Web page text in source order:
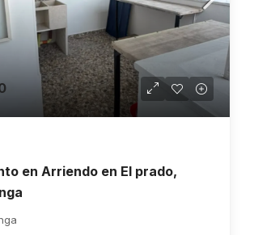
en Arriendo en El prado,